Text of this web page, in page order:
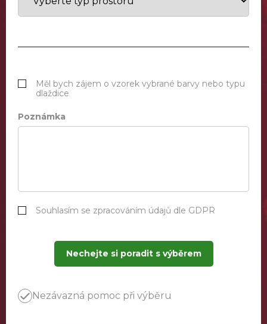
Měl bych zájem o vzorek vybrané barvy nebo typu
dlaždice
Poznámka
Souhlasím se zpracováním údajů dle GDPR
Nechejte si poradit s výběrem
Nezávazná pomoc při výběru